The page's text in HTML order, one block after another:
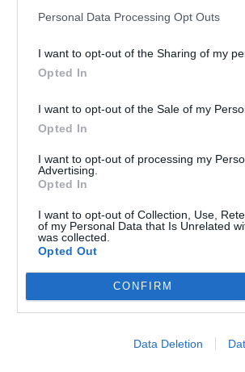
Personal Data Processing Opt Outs
I want to opt-out of the Sharing of my
Opted In
I want to opt-out of the Sale of my
Opted In
I want to opt-out of processing my
Advertising.
Opted In
I want to opt-out of Collection, Use,
of my Personal Data that Is Unrelated
was collected.
Opted Out
CONFIRM
Data Deletion
legyen (emiatt esett egy ideje a Voda), a
előállni, hogy visszanyerje ügyfeleit.
rendelkezdett üvegszálas hozzáféréssel a cikk
4 hónapig volt. 7%-al van feljebb, mint
meg a recesszióra pozitívan reagál.
nem kell a Vodafone, de ha recessziót vagy